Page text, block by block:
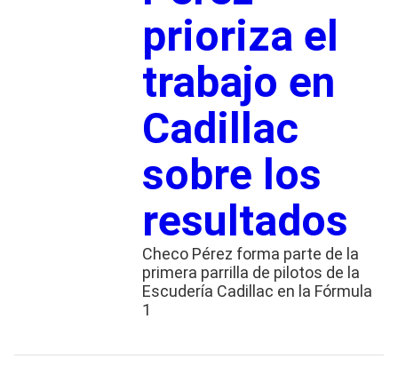
prioriza el
trabajo en
Cadillac
sobre los
resultados
Checo Pérez forma parte de la
primera parrilla de pilotos de la
Escudería Cadillac en la Fórmula
1